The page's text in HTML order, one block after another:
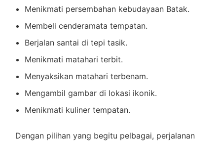
Menikmati persembahan kebudayaan Batak.
Membeli cenderamata tempatan.
Berjalan santai di tepi tasik.
Menikmati matahari terbit.
Menyaksikan matahari terbenam.
Mengambil gambar di lokasi ikonik.
Menikmati kuliner tempatan.
Dengan pilihan yang begitu pelbagai, perjalanan